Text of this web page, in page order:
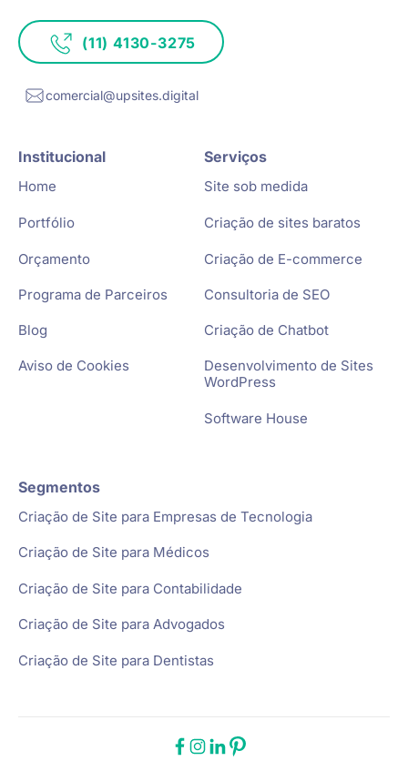
(11) 4130-3275
comercial@upsites.digital
Institucional
Home
Portfólio
Orçamento
Programa de Parceiros
Blog
Aviso de Cookies
Serviços
Site sob medida
Criação de sites baratos
Criação de E-commerce
Consultoria de SEO
Criação de Chatbot
Desenvolvimento de Sites
WordPress
Software House
Segmentos
Criação de Site para Empresas de Tecnologia
Criação de Site para Médicos
Criação de Site para Contabilidade
Criação de Site para Advogados
Criação de Site para Dentistas